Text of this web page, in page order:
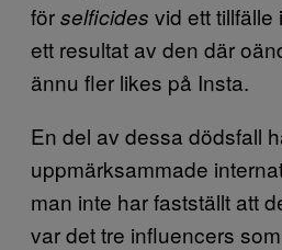
förselficides vid ett
ett resultat av den där
ännu fler likes på Insta.
En del av dessa dödsfall
uppmärksammade
man inte har fastställt att
var det tre influencers